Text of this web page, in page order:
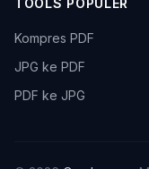
TOOLS POPULER
Kompres PDF
JPG ke PDF
PDF ke JPG